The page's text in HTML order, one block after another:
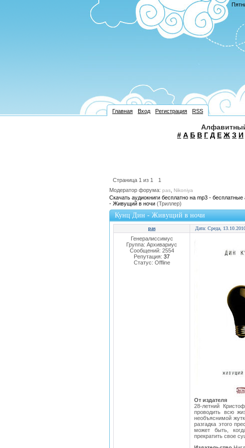
Главная Вход Регистрация RSS
# А Б В Г Д Е Ж З И
Страница 1 из 1
1
Модератор форума: pas Nikoniya
Скачать аудиокниги бесплатно на mp3 - бесплатные
- Живущий в ночи (Триллер)
Кунц Дин - Живущий в ночи
pas Дата: Среда,
Генералиссимус
Группа: Архивариус
Сообщений: 2554
Репутация: 37
Статус: Offline
От издателя
28-летний
проводить всю
необъяснимой
разгадка этого
может быть,
прекратить свое